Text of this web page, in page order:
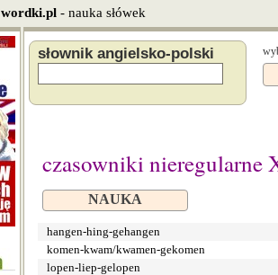
wordki.pl - nauka słówek
słownik angielsko-polski
czasowniki nieregularne
NAUKA
hangen-hing-gehangen
komen-kwam/kwamen-gekomen
lopen-liep-gelopen